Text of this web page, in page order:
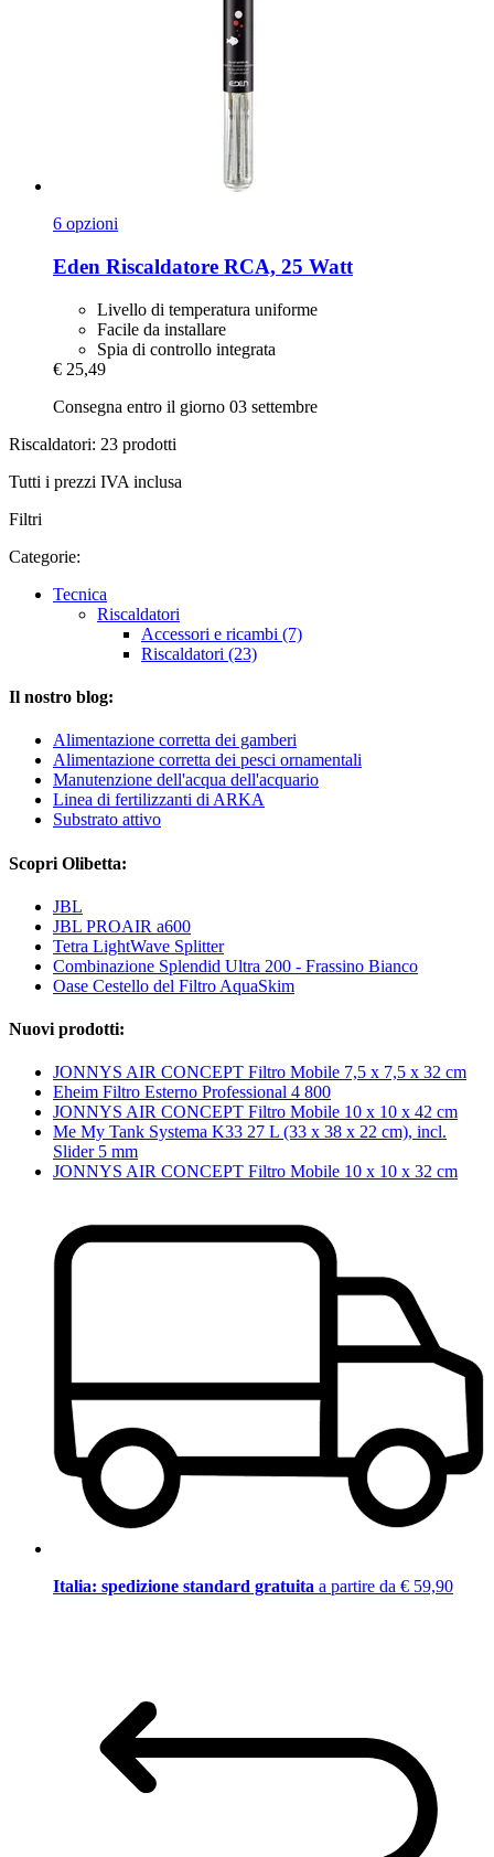
6 opzioni
Eden Riscaldatore RCA, 25 Watt
Livello di temperatura uniforme
Facile da installare
Spia di controllo integrata
€ 25,49
Consegna entro il giorno 03 settembre
Riscaldatori: 23 prodotti
Tutti i prezzi IVA inclusa
Filtri
Categorie:
Tecnica
Riscaldatori
Accessori e ricambi (7)
Riscaldatori (23)
Il nostro blog:
Alimentazione corretta dei gamberi
Alimentazione corretta dei pesci ornamentali
Manutenzione dell'acqua dell'acquario
Linea di fertilizzanti di ARKA
Substrato attivo
Scopri Olibetta:
JBL
JBL PROAIR a600
Tetra LightWave Splitter
Combinazione Splendid Ultra 200 - Frassino Bianco
Oase Cestello del Filtro AquaSkim
Nuovi prodotti:
JONNYS AIR CONCEPT Filtro Mobile 7,5 x 7,5 x 32 cm
Eheim Filtro Esterno Professional 4 800
JONNYS AIR CONCEPT Filtro Mobile 10 x 10 x 42 cm
Me My Tank Systema K33 27 L (33 x 38 x 22 cm), incl.
Slider 5 mm
JONNYS AIR CONCEPT Filtro Mobile 10 x 10 x 32 cm
Italia: spedizione standard gratuita a partire da € 59,90